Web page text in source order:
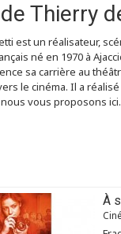
Thierry
est un réalisateur,
né en 1970 à
sa carrière au
le cinéma. Il a
vous proposons ici.
À